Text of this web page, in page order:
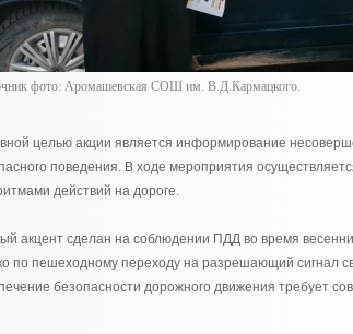
фото: Аромашевская СОШ им. В.Д.Кармацкого.
целью акции является информирование
поведения. В ходе мероприятия
действий на дороге.
акцент сделан на соблюдении ПДД во время
по пешеходному переходу на разрешающий сигнал
безопасности дорожного движения требует